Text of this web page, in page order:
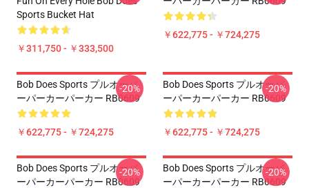
Sports Bucket Hat
￥311,750 - ￥333,500
￥622,775 - ￥724,275
Bob Does Sports プルオーバ
ーパーカーパーカー RB0609
￥622,775 - ￥724,275
-20%
Bob Does Sports プルオーバ
ーパーカーパーカー RB0609
￥622,775 - ￥724,275
-20%
Bob Does Sports プルオーバ
ーパーカーパーカー RB0609
-20%
Bob Does Sports プルオーバ
ーパーカーパーカー RB0609
-20%